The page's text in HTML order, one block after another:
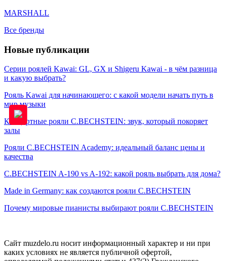
MARSHALL
Все бренды
Новые публикации
Серии роялей Kawai: GL, GX и Shigeru Kawai - в чём разница
и какую выбрать?
Рояль Kawai для начинающего: с какой модели начать путь в
мир музыки
Концертные рояли C.BECHSTEIN: звук, который покоряет
залы
Рояли C.BECHSTEIN Academy: идеальный баланс цены и
качества
C.BECHSTEIN A-190 vs A-192: какой рояль выбрать для дома?
Made in Germany: как создаются рояли C.BECHSTEIN
Почему мировые пианисты выбирают рояли C.BECHSTEIN
Сайт muzdelo.ru носит информационный характер и ни при
каких условиях не является публичной офертой,